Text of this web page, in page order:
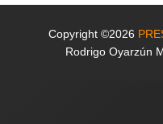
Copyright ©2026
Rodrigo Oyarzún